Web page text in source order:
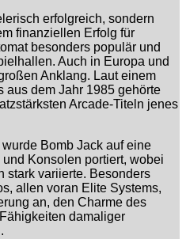
erfolgreich, sondern
finanziellen Erfolg für
besonders populär und
Auch in Europa und
Anklang. Laut einem
aus dem Jahr 1985 gehörte
Arcade-Titeln jenes
Bomb Jack auf eine
Konsolen portiert, wobei
stark variierte. Besonders
allen voran Elite Systems,
an, den Charme des
damaliger